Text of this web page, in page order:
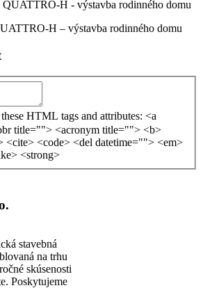
H – výstavba rodinného domu
HTML tags and attributes: <a
title=""> <acronym title=""> <b>
<cite> <code> <del datetime=""> <em>
<strong>
stavebná
na trhu
skúsenosti
Poskytujeme